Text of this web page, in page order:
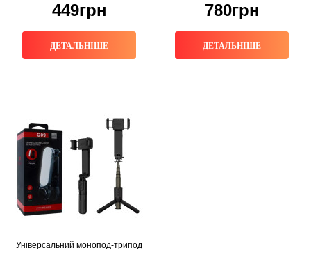
449грн
ДЕТАЛЬНІШЕ
780грн
ДЕТАЛЬНІШЕ
Універсальний монопод-трипод